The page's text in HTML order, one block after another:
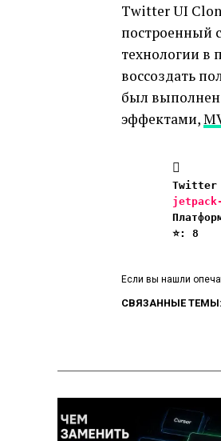
Twitter UI
построенный
технологии в
воссоздать
был выполнен
эффектами,
Twitter
jetpack-
⭐️: 8
Если вы нашли
СВЯЗАННЫЕ ТЕМЫ: